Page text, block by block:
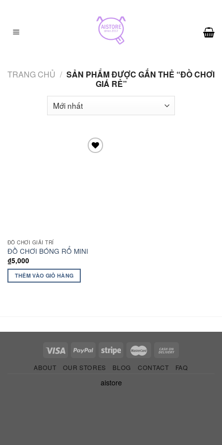
content
TRANG CHỦ / SẢN PHẨM ĐƯỢC GẮN THẺ “ĐỒ CHƠI
GIÁ RẺ”
ĐỒ CHƠI GIẢI TRÍ
ĐỒ CHƠI BÓNG RỔ MINI
₫5,000
THÊM VÀO GIỎ HÀNG
ABOUT OUR STORES BLOG CONTACT FAQ
aistore